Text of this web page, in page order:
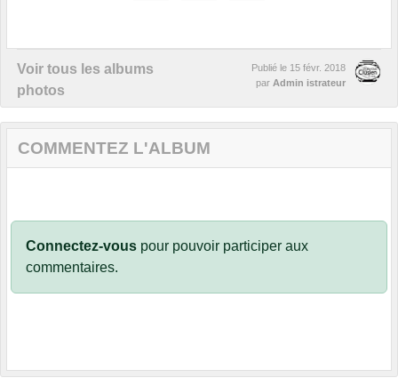
Voir tous les albums
photos
Publié le 15 févr. 2018
par Admin istrateur
COMMENTEZ L'ALBUM
Connectez-vous pour pouvoir participer aux
commentaires.